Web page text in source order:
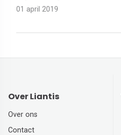
01 april 2019
Over Liantis
Over ons
Contact